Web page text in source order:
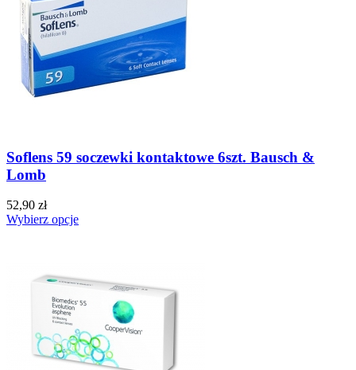
Soflens 59 soczewki kontaktowe 6szt. Bausch &
Lomb
52,90 zł
Wybierz opcje